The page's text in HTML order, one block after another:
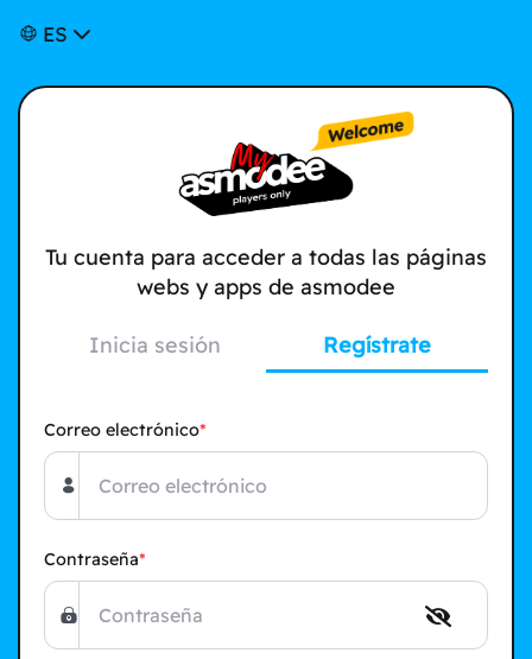
ES
Tu cuenta para acceder a todas las páginas
webs y apps de asmodee
Inicia sesión Regístrate
Correo electrónico
Contraseña